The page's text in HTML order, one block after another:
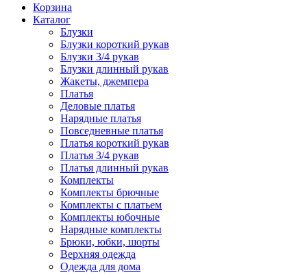
Корзина
Каталог
Блузки
Блузки короткий рукав
Блузки 3/4 рукав
Блузки длинный рукав
Жакеты, джемпера
Платья
Деловые платья
Нарядные платья
Повседневные платья
Платья короткий рукав
Платья 3/4 рукав
Платья длинный рукав
Комплекты
Комплекты брючные
Комплекты с платьем
Комплекты юбочные
Нарядные комплекты
Брюки, юбки, шорты
Верхняя одежда
Одежда для дома